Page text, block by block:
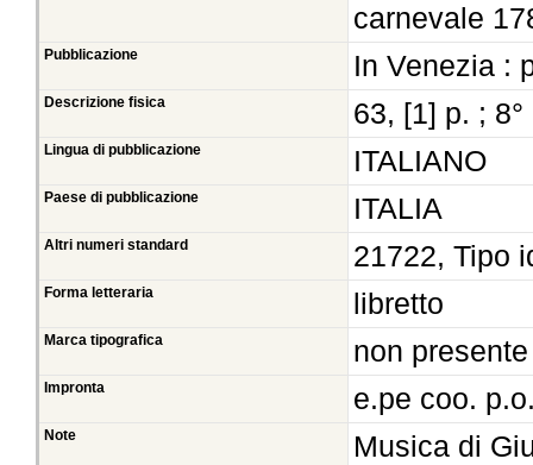
carnevale
Pubblicazione In Venezia :
Descrizione fisica 63, [1] p. ; 8°
Lingua di pubblicazione ITALIANO
Paese di pubblicazione ITALIA
Altri numeri standard 21722, Tipo
Forma letteraria libretto
Marca tipografica non presente
Impronta e.pe coo.
Note
Musica di